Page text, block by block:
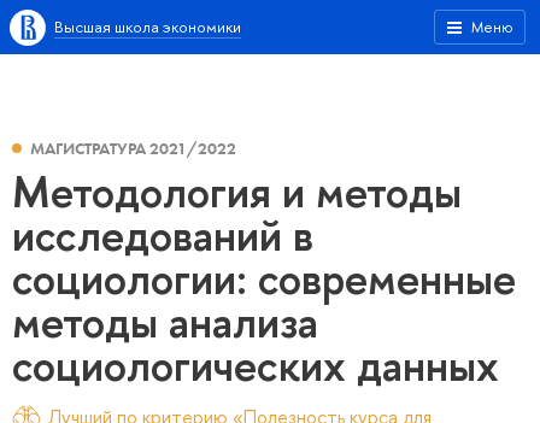
Меню
Высшая школа экономики
МАГИСТРАТУРА 2021/2022
Методология и методы
исследований в
социологии: современные
методы анализа
социологических данных
Лучший по критерию «Полезность курса для